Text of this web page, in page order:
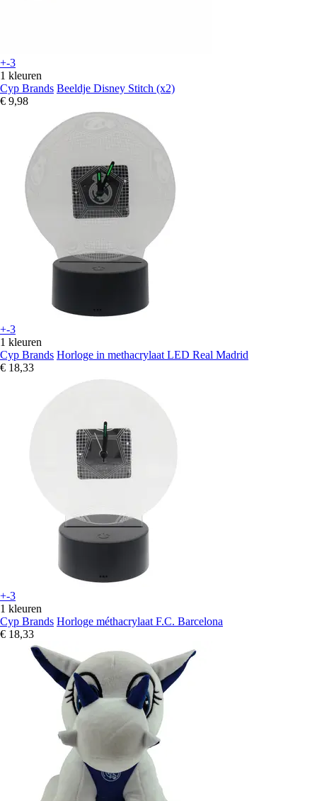
+-3
1 kleuren
Cyp Brands Beeldje Disney Stitch (x2)
€ 9,98
+-3
1 kleuren
Cyp Brands Horloge in methacrylaat LED Real Madrid
€ 18,33
+-3
1 kleuren
Cyp Brands Horloge méthacrylaat F.C. Barcelona
€ 18,33